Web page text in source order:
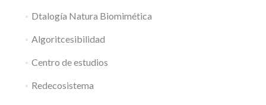
Dtalogía Natura Biomimética
Algoritcesibilidad
Centro de estudios
Redecosistema